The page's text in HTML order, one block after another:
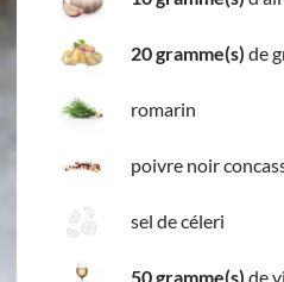
20 gramme(s) de
romarin
poivre noir
sel de céleri
50 gramme(s) de